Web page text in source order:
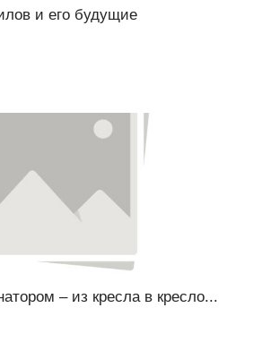
и его будущие
– из кресла в кресло...